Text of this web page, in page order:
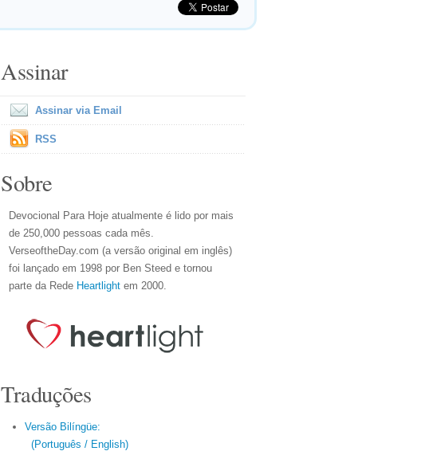
Assinar
Assinar via Email
RSS
Sobre
Devocional Para Hoje atualmente é lido por mais
de 250,000 pessoas cada mês.
VerseoftheDay.com (a versão original em inglês)
foi lançado em 1998 por Ben Steed e tornou
parte da Rede Heartlight em 2000.
Traduções
Versão Bilíngüe:
(Português / English)